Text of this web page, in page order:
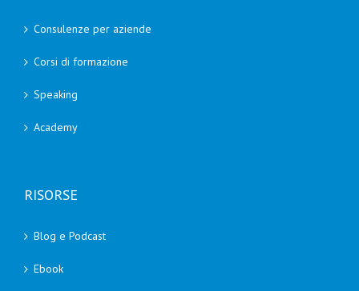
Consulenze per aziende
Corsi di formazione
Speaking
Academy
RISORSE
Blog e Podcast
Ebook